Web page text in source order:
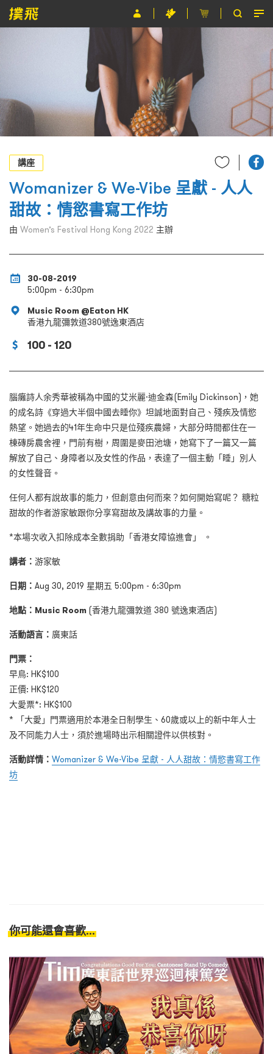
關於撲飛
條款及細則
EN
講座
Womanizer & We-Vibe 呈獻 - 人人
甜故：情慾書寫工作坊
由 Women’s Festival Hong Kong 2022 主辦
30-08-2019
5:00pm - 6:30pm
Music Room @Eaton HK
香港九龍彌敦道380號逸東酒店
100 - 120
腦癱詩人余秀華被稱為中國的艾米麗·迪金森(Emily Dickinson)，她
的成名詩《穿過大半個中國去睡你》坦誠地面對自己、殘疾及情慾
熱望。她過去的41年生命中只是位殘疾農婦，大部分時間都住在一
棟磚房農舍裡，門前有樹，周圍是麥田池塘，她寫下了一篇又一篇
解放了自己、身障者以及女性的作品，表達了一個主動「睡」別人
的女性聲音。
任何人都有說故事的能力，但創意由何而來？如何開始寫呢？ 糖粒
甜故的作者游家敏跟你分享寫甜故及講故事的力量。
*本場次收入扣除成本全數捐助「香港女障協進會」 。
講者： 游家敏
日期： Aug 30, 2019 星期五 5:00pm - 6:30pm
地點： Music Room (香港九龍彌敦道 380 號逸東酒店)
活動語言： 廣東話
門票：
早鳥: HK$100
正價: HK$120
大愛票*: HK$100
* 「大愛」門票適用於本港全日制學生、60歲或以上的新中年人士
及不同能力人士，須於進場時出示相關證件以供核對。
活動詳情： Womanizer & We-Vibe 呈獻 - 人人甜故：情慾書寫工作
坊
你可能還會喜歡...